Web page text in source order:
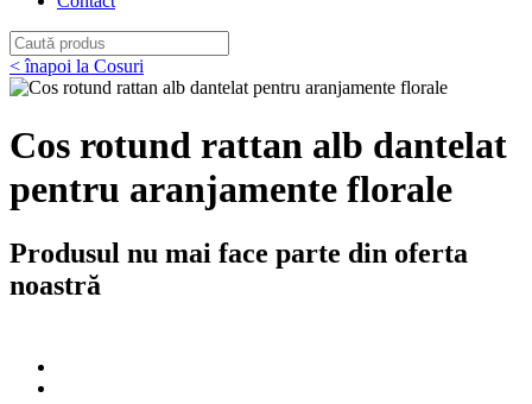
< înapoi la Cosuri
Cos rotund rattan alb dantelat
pentru aranjamente florale
Produsul nu mai face parte din oferta
noastră